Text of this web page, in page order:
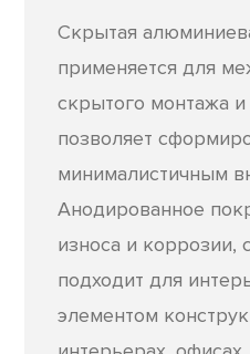
Скрытая
применяется для
скрытого монтажа
позволяет
минималистичным
Анодированное
износа и коррозии,
подходит для
элементом